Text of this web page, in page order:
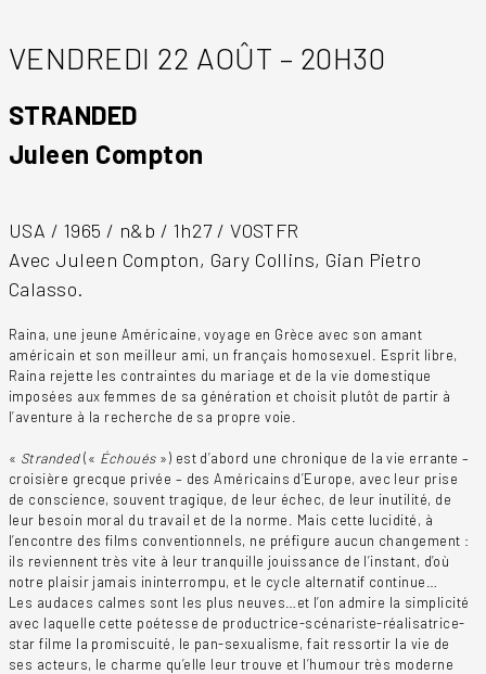
VENDREDI 22 AOÛT – 20H30
STRANDED
Juleen Compton
USA / 1965 / n&b / 1h27 / VOSTFR
Avec Juleen Compton, Gary Collins, Gian Pietro
Calasso.
Raina, une jeune Américaine, voyage en Grèce avec son amant
américain et son meilleur ami, un français homosexuel. Esprit libre,
Raina rejette les contraintes du mariage et de la vie domestique
imposées aux femmes de sa génération et choisit plutôt de partir à
l’aventure à la recherche de sa propre voie.
« Stranded(« Échoués») est d’abord une chronique de la vie errante –
croisière grecque privée – des Américains d’Europe, avec leur prise
de conscience, souvent tragique, de leur échec, de leur inutilité, de
leur besoin moral du travail et de la norme. Mais cette lucidité, à
l’encontre des films conventionnels, ne préfigure aucun changement :
ils reviennent très vite à leur tranquille jouissance de l’instant, d’où
notre plaisir jamais ininterrompu, et le cycle alternatif continue…
Les audaces calmes sont les plus neuves…et l’on admire la simplicité
avec laquelle cette poétesse de productrice-scénariste-réalisatrice-
star filme la promiscuité, le pan-sexualisme, fait ressortir la vie de
ses acteurs, le charme qu’elle leur trouve et l’humour très moderne